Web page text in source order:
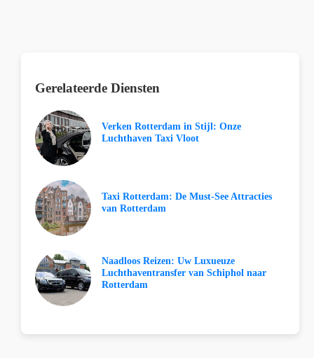
Gerelateerde Diensten
Verken Rotterdam in Stijl: Onze
Luchthaven Taxi Vloot
Taxi Rotterdam: De Must-See Attracties
van Rotterdam
Naadloos Reizen: Uw Luxueuze
Luchthaventransfer van Schiphol naar
Rotterdam